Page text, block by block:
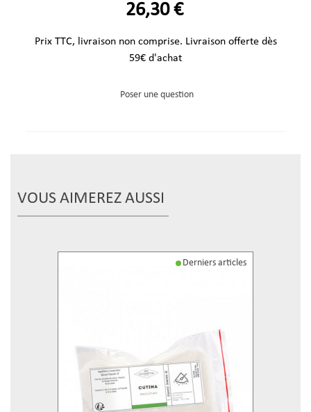
26,30 €
Prix TTC, livraison non comprise. Livraison offerte dès
59€ d'achat
Poser une question
VOUS AIMEREZ AUSSI
Derniers articles